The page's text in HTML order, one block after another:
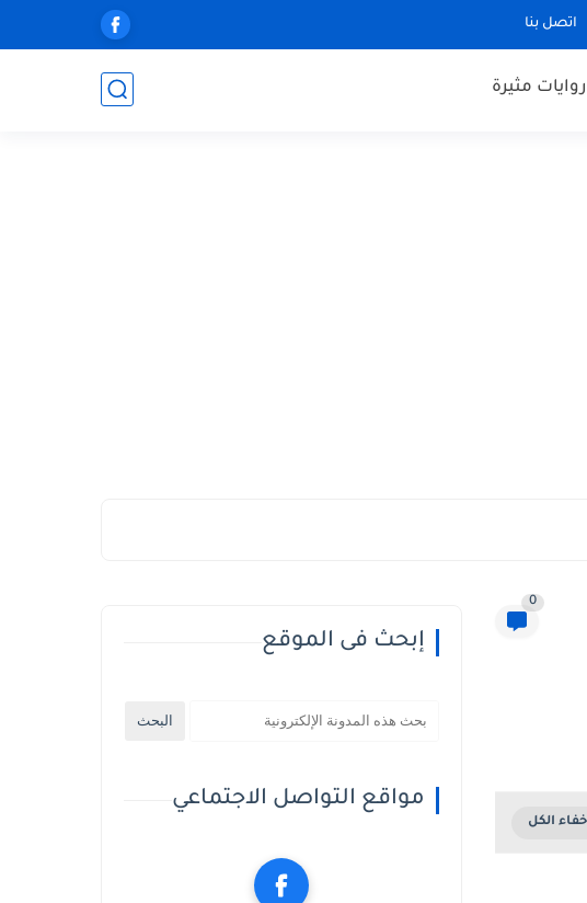
اتصل بنا
روايات مثيرة
0
إبحث فى الموقع
مواقع التواصل الاجتماعي